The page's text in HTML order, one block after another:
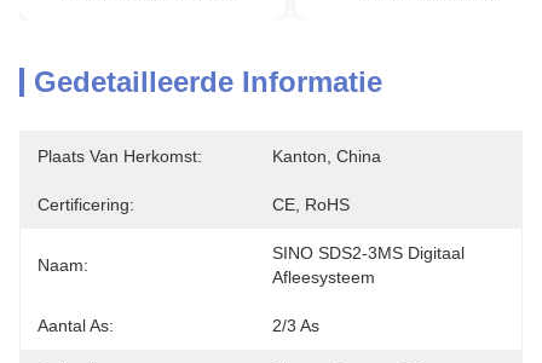
Gedetailleerde Informatie
Plaats Van Herkomst: Kanton, China
Certificering: CE, RoHS
Naam:
SINO SDS2-3MS Digitaal
Afleesysteem
Aantal As: 2/3 As